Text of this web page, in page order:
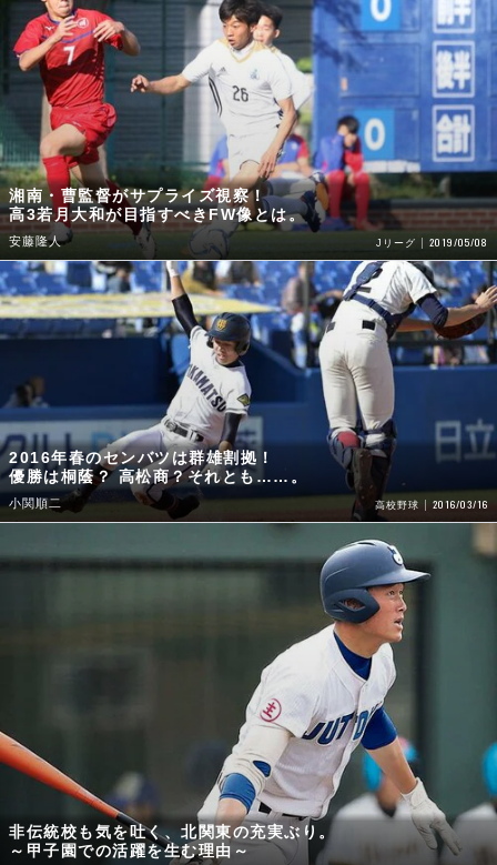
湘南・曹監督がサプライズ視察！
高3若月大和が目指すべきFW像とは。
安藤隆人 Jリーグ 2019/05/08
2016年春のセンバツは群雄割拠！
優勝は桐蔭？ 高松商？それとも……。
小関順二 高校野球 2016/03/16
非伝統校も気を吐く、北関東の充実ぶり。
～甲子園での活躍を生む理由～